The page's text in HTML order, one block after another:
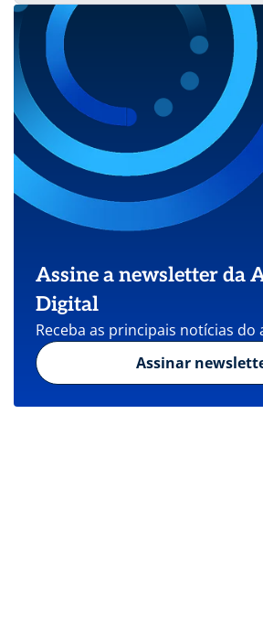
Assine a newsletter da
Digital
Receba as principais notícias do
Assinar